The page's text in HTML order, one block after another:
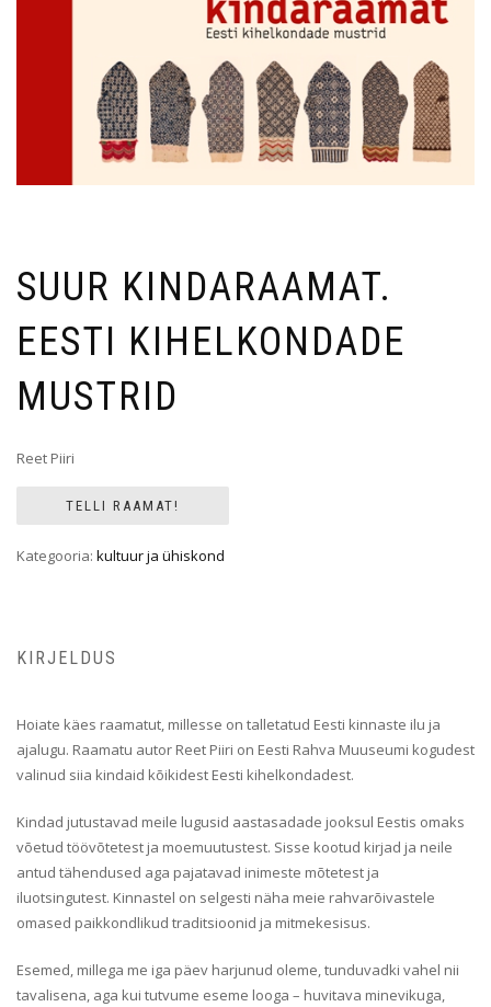
SUUR KINDARAAMAT.
EESTI KIHELKONDADE
MUSTRID
Reet Piiri
TELLI RAAMAT!
Kategooria: kultuur ja ühiskond
KIRJELDUS
Hoiate käes raamatut, millesse on talletatud Eesti kinnaste ilu ja
ajalugu. Raamatu autor Reet Piiri on Eesti Rahva Muuseumi kogudest
valinud siia kindaid kõikidest Eesti kihelkondadest.
Kindad jutustavad meile lugusid aastasadade jooksul Eestis omaks
võetud töövõtetest ja moemuutustest. Sisse kootud kirjad ja neile
antud tähendused aga pajatavad inimeste mõtetest ja
iluotsingutest. Kinnastel on selgesti näha meie rahvarõivastele
omased paikkondlikud traditsioonid ja mitmekesisus.
Esemed, millega me iga päev harjunud oleme, tunduvadki vahel nii
tavalisena, aga kui tutvume eseme looga – huvitava minevikuga,